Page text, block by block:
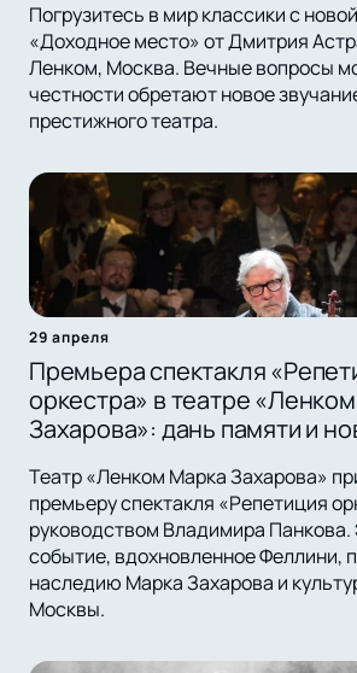
Погрузитесь в мир классики с
«Доходное место» от Дмитрия
Ленком, Москва. Вечные вопросы
честности обретают новое
престижного театра.
29 апреля
Премьера спектакля
оркестра» в театре
Захарова»: дань памяти и
Театр «Ленком Марка Захарова»
премьеру спектакля «Репетиция
руководством Владимира Панкова.
событие, вдохновленное Феллини,
наследию Марка Захарова и
Москвы.